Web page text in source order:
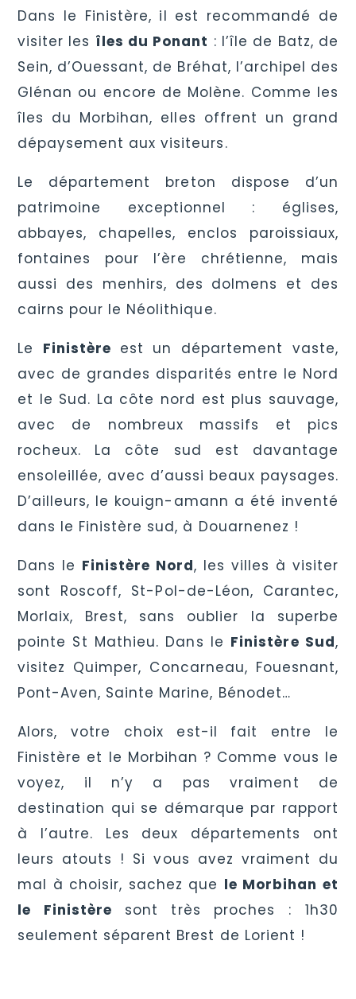
Dans le Finistère, il est recommandé de
visiter les îles du Ponant : l’île de Batz, de
Sein, d’Ouessant, de Bréhat, l’archipel des
Glénan ou encore de Molène. Comme les
îles du Morbihan, elles offrent un grand
dépaysement aux visiteurs.
Le département breton dispose d’un
patrimoine exceptionnel : églises,
abbayes, chapelles, enclos paroissiaux,
fontaines pour l’ère chrétienne, mais
aussi des menhirs, des dolmens et des
cairns pour le Néolithique.
Le Finistère est un département vaste,
avec de grandes disparités entre le Nord
et le Sud. La côte nord est plus sauvage,
avec de nombreux massifs et pics
rocheux. La côte sud est davantage
ensoleillée, avec d’aussi beaux paysages.
D’ailleurs, le kouign-amann a été inventé
dans le Finistère sud, à Douarnenez !
Dans le Finistère Nord, les villes à visiter
sont Roscoff, St-Pol-de-Léon, Carantec,
Morlaix, Brest, sans oublier la superbe
pointe St Mathieu. Dans le Finistère Sud,
visitez Quimper, Concarneau, Fouesnant,
Pont-Aven, Sainte Marine, Bénodet…
Alors, votre choix est-il fait entre le
Finistère et le Morbihan ? Comme vous le
voyez, il n’y a pas vraiment de
destination qui se démarque par rapport
à l’autre. Les deux départements ont
leurs atouts ! Si vous avez vraiment du
mal à choisir, sachez que le Morbihan et
le Finistère sont très proches : 1h30
seulement séparent Brest de Lorient !